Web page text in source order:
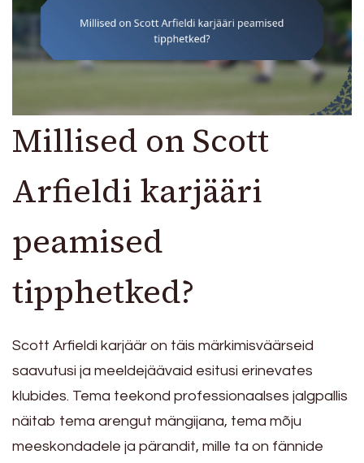
Millised on Scott
Arfieldi karjääri
peamised
tipphetked?
Scott Arfieldi karjäär on täis märkimisväärseid
saavutusi ja meeldejäävaid esitusi erinevates
klubides. Tema teekond professionaalses jalgpallis
näitab tema arengut mängijana, tema mõju
meeskondadele ja pärandit, mille ta on fännide